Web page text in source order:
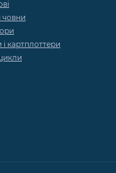
човни
і картплоттери